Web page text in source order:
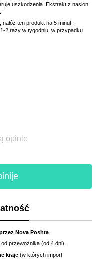
uszkodzenia. Ekstrakt z nasion
ten produkt na 5 minut.
2 razy w tygodniu, w przypadku
opinie
Nova Poshta
przewoźnika (od 4 dni).
kraje (w których import